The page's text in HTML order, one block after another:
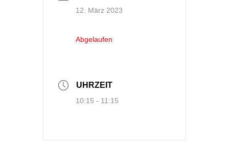
12. März 2023
Abgelaufen
UHRZEIT
10:15 - 11:15